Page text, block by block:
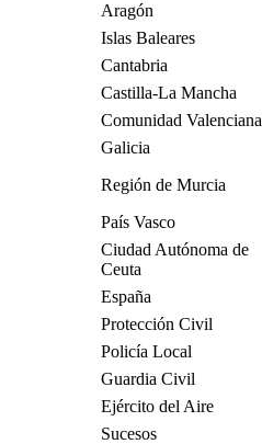
Aragón
Islas Baleares
Cantabria
Castilla-La Mancha
Comunidad Valenciana
Galicia
Región de Murcia
País Vasco
Ciudad Autónoma de
Ceuta
España
Protección Civil
Policía Local
Guardia Civil
Ejército del Aire
Sucesos